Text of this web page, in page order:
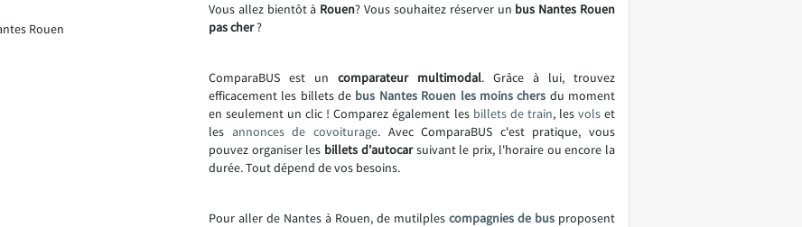
Vous allez bientôt à Rouen? Vous souhaitez réserver un bus Nantes Rouen
pas cher?
ComparaBUS est un comparateur multimodal. Grâce à lui, trouvez
efficacement les billets de bus Nantes Rouen les moins chers du moment
en seulement un clic ! Comparez également les billets de train, les volset
les annonces de covoiturage. Avec ComparaBUS c'est pratique, vous
pouvez organiser les billets d'autocarsuivant le prix, l'horaire ou encore la
durée. Tout dépend de vos besoins.
Pour aller de Nantes à Rouen, de mutilples compagnies de bus proposent